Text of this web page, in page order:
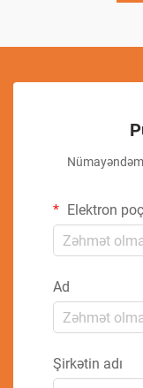
Elektron
Ad
Şirkətin adı